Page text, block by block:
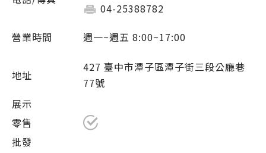
04-25388782
週一~週五 8:00~17:00
427 臺中市潭子區潭子街三段公廳巷
77號